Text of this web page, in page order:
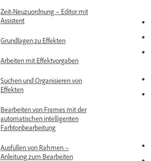
Zeit-Neuzuordnung – Editor mit
Assistent
Grundlagen zu Effekten
Arbeiten mit Effektvorgaben
Suchen und Organisieren von
Effekten
Bearbeiten von Frames mit der
automatischen intelligenten
Farbtonbearbeitung
Ausfüllen von Rahmen –
Anleitung zum Bearbeiten